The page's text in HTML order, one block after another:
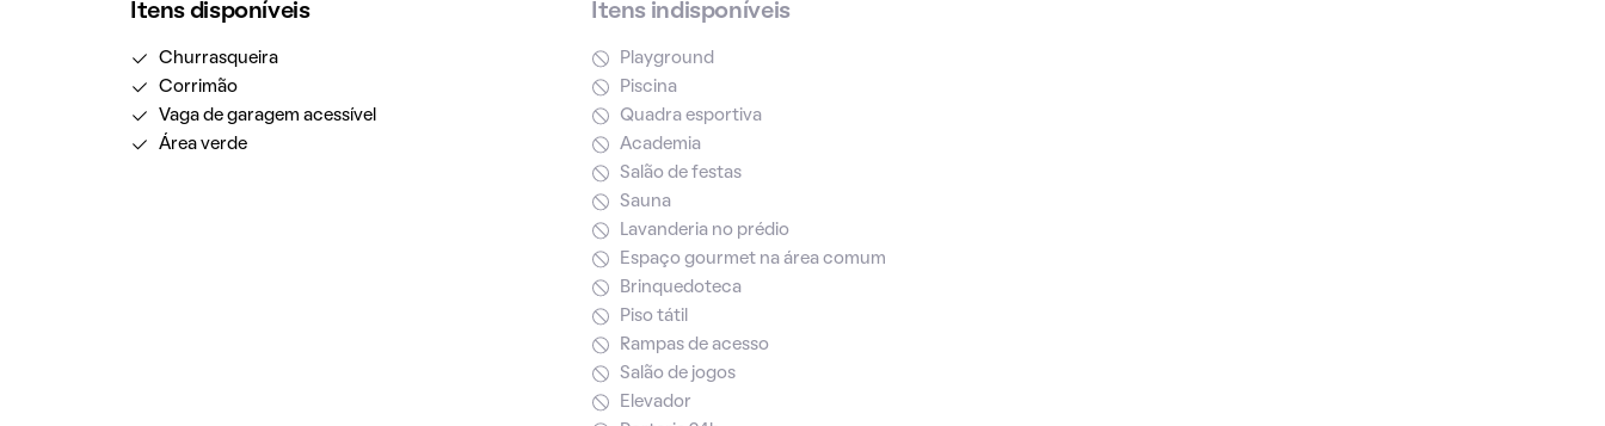
Itens disponíveis
Churrasqueira
Corrimão
Vaga de garagem acessível
Área verde
Itens indisponíveis
Playground
Piscina
Quadra esportiva
Academia
Salão de festas
Sauna
Lavanderia no prédio
Espaço gourmet na área comum
Brinquedoteca
Piso tátil
Rampas de acesso
Salão de jogos
Elevador